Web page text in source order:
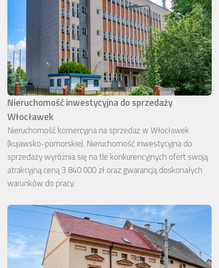
Nieruchomość inwestycyjna do sprzedaży
Włocławek
Nieruchomość komercyjna na sprzedaż w Włocławek
(kujawsko-pomorskie). Nieruchomość inwestycyjna do
sprzedaży wyróżnia się na tle konkurencyjnych ofert swoją
atrakcyjną ceną 3 840 000 zł oraz gwarancją doskonałych
warunków do pracy.